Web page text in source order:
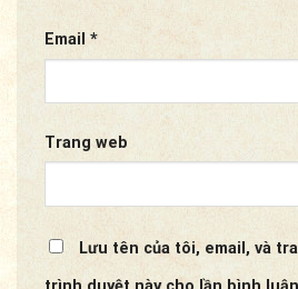
Email*
Trang web
Lưu tên của tôi, email, và